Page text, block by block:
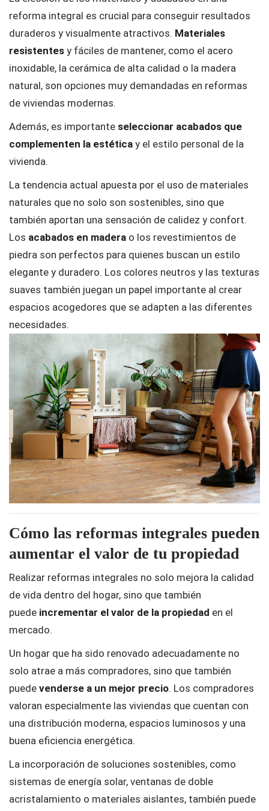
reforma integral es crucial para conseguir resultados
duraderos y visualmente atractivos. Materiales
resistentes y fáciles de mantener, como el acero
inoxidable, la cerámica de alta calidad o la madera
natural, son opciones muy demandadas en reformas
de viviendas modernas.
Además, es importante seleccionar acabados que
complementen la estética y el estilo personal de la
vivienda.
La tendencia actual apuesta por el uso de materiales
naturales que no solo son sostenibles, sino que
también aportan una sensación de calidez y confort.
Los acabados en madera o los revestimientos de
piedra son perfectos para quienes buscan un estilo
elegante y duradero. Los colores neutros y las texturas
suaves también juegan un papel importante al crear
espacios acogedores que se adapten a las diferentes
necesidades.
Cómo las reformas integrales pueden
aumentar el valor de tu propiedad
Realizar reformas integrales no solo mejora la calidad
de vida dentro del hogar, sino que también
puede incrementar el valor de la propiedad en el
mercado.
Un hogar que ha sido renovado adecuadamente no
solo atrae a más compradores, sino que también
puede venderse a un mejor precio. Los compradores
valoran especialmente las viviendas que cuentan con
una distribución moderna, espacios luminosos y una
buena eficiencia energética.
La incorporación de soluciones sostenibles, como
sistemas de energía solar, ventanas de doble
acristalamiento o materiales aislantes, también puede